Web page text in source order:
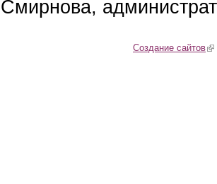
Смирнова,
Создание сайтов